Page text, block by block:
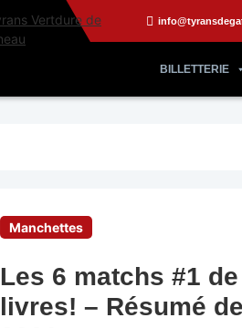
BILLETTERIE
Manchettes
Les 6 matchs #1
livres! – Résumé